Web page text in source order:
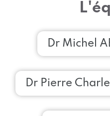
Dr Michel
Dr Pierre